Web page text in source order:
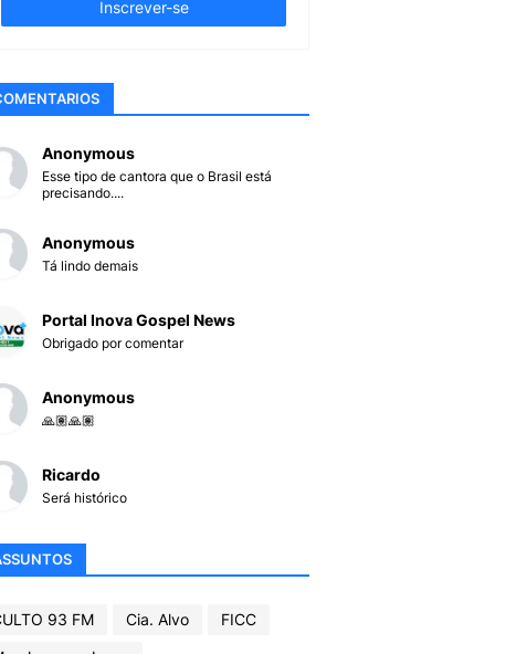
Anonymous
Esse tipo de cantora que o Brasil está
precisando....
Anonymous
Tá lindo demais
Portal Inova Gospel News
Obrigado por comentar
Anonymous
🙏🏽🙏🏽
Ricardo
Será histórico
93 FM Cia. Alvo
FICC